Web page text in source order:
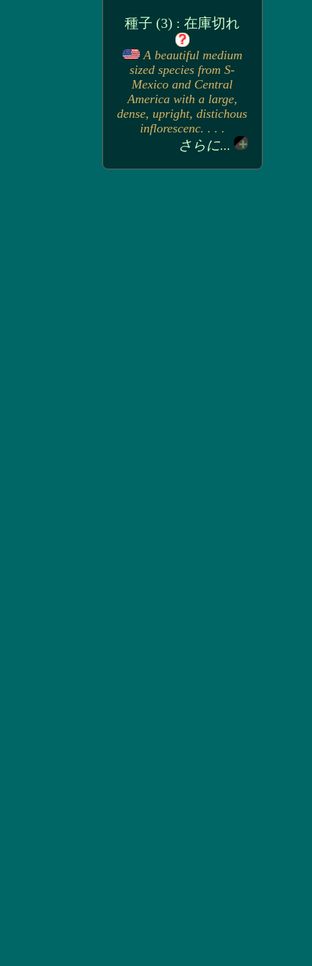
種子 (3) : 在庫切れ
A beautiful medium
sized species from S-
Mexico and Central
America with a large,
dense, upright, distichous
inflorescenc. . . .
さらに...